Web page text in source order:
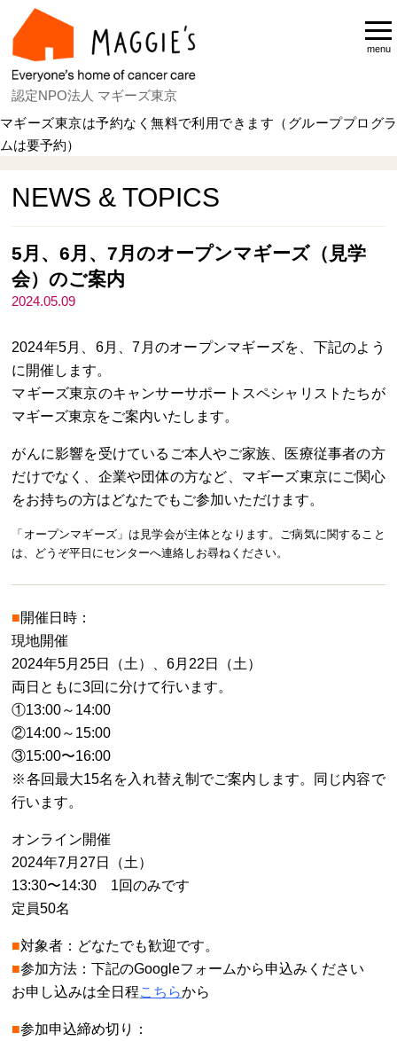
認定NPO法人 マギーズ東京
menu
マギーズ東京は予約なく無料で利用できます（グループプログラ
ムは要予約）
NEWS & TOPICS
5月、6月、7月のオープンマギーズ（見学
会）のご案内
2024.05.09
2024年5月、6月、7月のオープンマギーズを、下記のよう
に開催します。
マギーズ東京のキャンサーサポートスペシャリストたちが
マギーズ東京をご案内いたします。
がんに影響を受けているご本人やご家族、医療従事者の方
だけでなく、企業や団体の方など、マギーズ東京にご関心
をお持ちの方はどなたでもご参加いただけます。
「オープンマギーズ」は見学会が主体となります。ご病気に関すること
は、どうぞ平日にセンターへ連絡しお尋ねください。
■開催日時：
現地開催
2024年5月25日（土）、6月22日（土）
両日ともに3回に分けて行います。
①13:00～14:00
②14:00～15:00
③15:00〜16:00
※各回最大15名を入れ替え制でご案内します。同じ内容で
行います。
オンライン開催
2024年7月27日（土）
13:30〜14:30 1回のみです
定員50名
■対象者：どなたでも歓迎です。
■参加方法：下記のGoogleフォームから申込みください
お申し込みは全日程こちらから
■参加申込締め切り：